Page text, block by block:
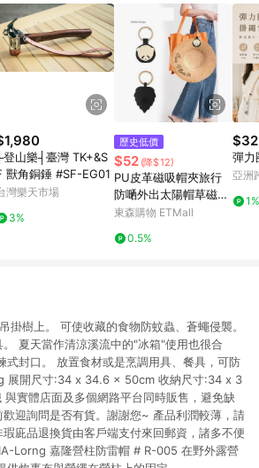
├登山樂┤臺灣 TK+&S
獸角銅錘 #SF-EG01
灣樂天市場
3%
歷史低價
$52 (降$12)
PU皮革磁吸帽夾旅行
防嗮外出太陽帽草磁性
帽夾子便攜收納
東森購物 ETMall
0.5%
彈力
亞洲
1%
掛樹上。 可使收藏的食物防蚊蟲、蒼蠅侵襲。
夏天當作清涼溪流中的"冰箱"使用也很合
式封口。 放置食材或是烹調用具、餐具，可防
展開尺寸:34 x 34.6 x 50cm 收納尺寸:34 x 3
實體店面及多個網路平台同時販售，避免缺
迎詢問是否有貨。謝謝您~ 產品利潤較薄，請
庛品退換貨由客戶端支付來回郵資，諸多不便
Lorng 嘉隆營柱防雷帽 # R-005 在野外露營